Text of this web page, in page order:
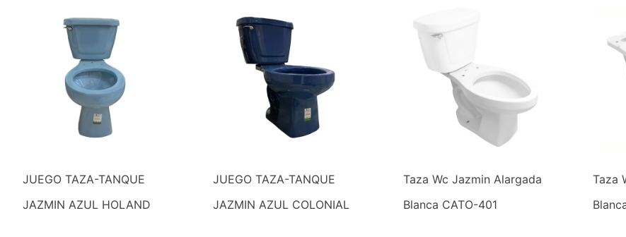
JUEGO TAZA-TANQUE
JAZMIN AZUL HOLAND
JUEGO TAZA-TANQUE
JAZMIN AZUL COLONIAL
Taza Wc Jazmin Alargada
Blanca CATO-401
Taza